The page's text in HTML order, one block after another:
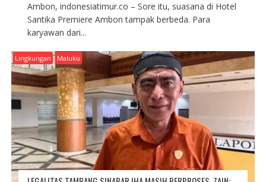
Ambon, indonesiatimur.co – Sore itu, suasana di Hotel
Santika Premiere Ambon tampak berbeda. Para
karyawan dari...
Lingkungan Maluku